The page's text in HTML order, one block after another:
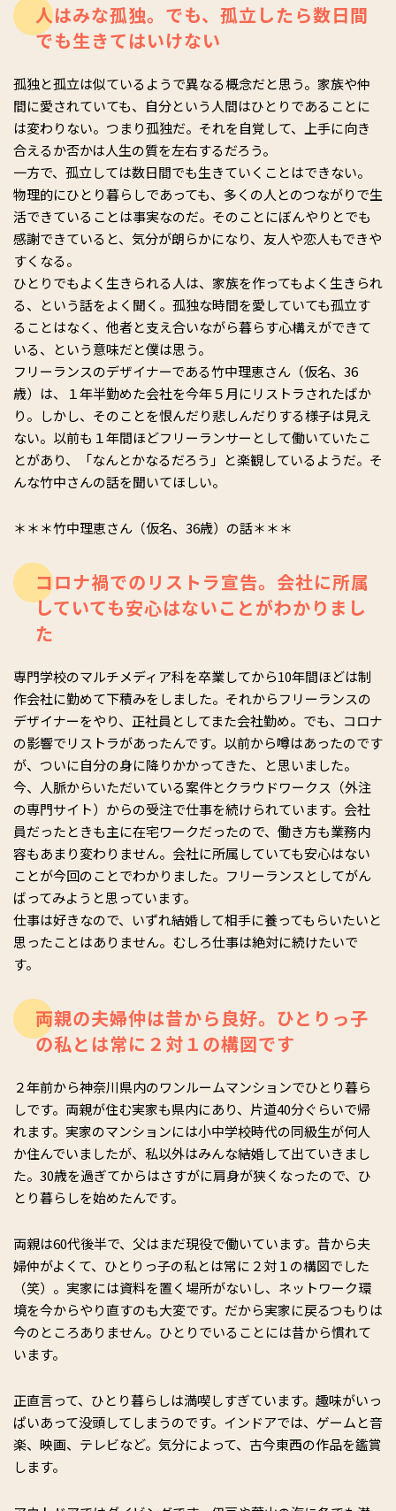
人はみな孤独。でも、孤立したら数日間
でも生きてはいけない
孤独と孤立は似ているようで異なる概念だと思う。家族や仲
間に愛されていても、自分という人間はひとりであることに
は変わりない。つまり孤独だ。それを自覚して、上手に向き
合えるか否かは人生の質を左右するだろう。
一方で、孤立しては数日間でも生きていくことはできない。
物理的にひとり暮らしであっても、多くの人とのつながりで生
活できていることは事実なのだ。そのことにぼんやりとでも
感謝できていると、気分が朗らかになり、友人や恋人もできや
すくなる。
ひとりでもよく生きられる人は、家族を作ってもよく生きられ
る、という話をよく聞く。孤独な時間を愛していても孤立す
ることはなく、他者と支え合いながら暮らす心構えができて
いる、という意味だと僕は思う。
フリーランスのデザイナーである竹中理恵さん（仮名、36
歳）は、１年半勤めた会社を今年５月にリストラされたばか
り。しかし、そのことを恨んだり悲しんだりする様子は見え
ない。以前も１年間ほどフリーランサーとして働いていたこ
とがあり、「なんとかなるだろう」と楽観しているようだ。そ
んな竹中さんの話を聞いてほしい。
＊＊＊竹中理恵さん（仮名、36歳）の話＊＊＊
コロナ禍でのリストラ宣告。会社に所属
していても安心はないことがわかりまし
た
専門学校のマルチメディア科を卒業してから10年間ほどは制
作会社に勤めて下積みをしました。それからフリーランスの
デザイナーをやり、正社員としてまた会社勤め。でも、コロナ
の影響でリストラがあったんです。以前から噂はあったのです
が、ついに自分の身に降りかかってきた、と思いました。
今、人脈からいただいている案件とクラウドワークス（外注
の専門サイト）からの受注で仕事を続けられています。会社
員だったときも主に在宅ワークだったので、働き方も業務内
容もあまり変わりません。会社に所属していても安心はない
ことが今回のことでわかりました。フリーランスとしてがん
ばってみようと思っています。
仕事は好きなので、いずれ結婚して相手に養ってもらいたいと
思ったことはありません。むしろ仕事は絶対に続けたいで
す。
両親の夫婦仲は昔から良好。ひとりっ子
の私とは常に２対１の構図です
２年前から神奈川県内のワンルームマンションでひとり暮ら
しです。両親が住む実家も県内にあり、片道40分ぐらいで帰
れます。実家のマンションには小中学校時代の同級生が何人
か住んでいましたが、私以外はみんな結婚して出ていきまし
た。30歳を過ぎてからはさすがに肩身が狭くなったので、ひ
とり暮らしを始めたんです。
両親は60代後半で、父はまだ現役で働いています。昔から夫
婦仲がよくて、ひとりっ子の私とは常に２対１の構図でした
（笑）。実家には資料を置く場所がないし、ネットワーク環
境を今からやり直すのも大変です。だから実家に戻るつもりは
今のところありません。ひとりでいることには昔から慣れて
います。
正直言って、ひとり暮らしは満喫しすぎています。趣味がいっ
ぱいあって没頭してしまうのです。インドアでは、ゲームと音
楽、映画、テレビなど。気分によって、古今東西の作品を鑑賞
します。